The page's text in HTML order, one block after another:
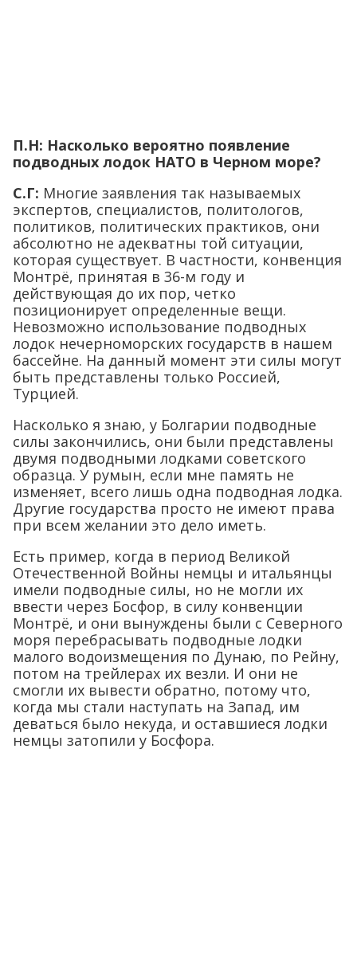
П.Н: Насколько вероятно появление
подводных лодок НАТО в Черном море?
С.Г: Многие заявления так называемых
экспертов, специалистов, политологов,
политиков, политических практиков, они
абсолютно не адекватны той ситуации,
которая существует. В частности, конвенция
Монтрё, принятая в 36-м году и
действующая до их пор, четко
позиционирует определенные вещи.
Невозможно использование подводных
лодок нечерноморских государств в нашем
бассейне. На данный момент эти силы могут
быть представлены только Россией,
Турцией.
Насколько я знаю, у Болгарии подводные
силы закончились, они были представлены
двумя подводными лодками советского
образца. У румын, если мне память не
изменяет, всего лишь одна подводная лодка.
Другие государства просто не имеют права
при всем желании это дело иметь.
Есть пример, когда в период Великой
Отечественной Войны немцы и итальянцы
имели подводные силы, но не могли их
ввести через Босфор, в силу конвенции
Монтрё, и они вынуждены были с Северного
моря перебрасывать подводные лодки
малого водоизмещения по Дунаю, по Рейну,
потом на трейлерах их везли. И они не
смогли их вывести обратно, потому что,
когда мы стали наступать на Запад, им
деваться было некуда, и оставшиеся лодки
немцы затопили у Босфора.